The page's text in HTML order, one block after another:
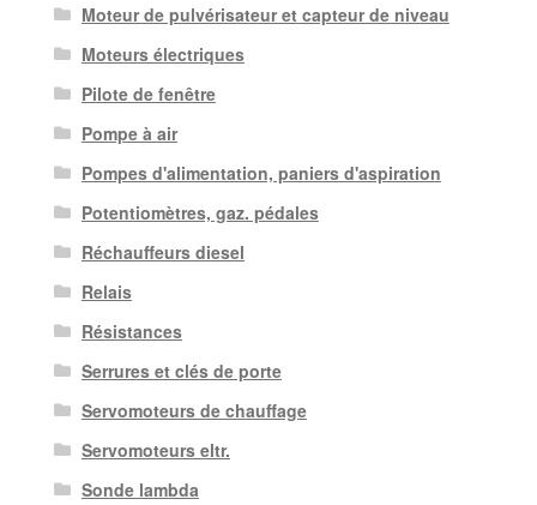
Moteur de pulvérisateur et capteur de niveau
Moteurs électriques
Pilote de fenêtre
Pompe à air
Pompes d'alimentation, paniers d'aspiration
Potentiomètres, gaz. pédales
Réchauffeurs diesel
Relais
Résistances
Serrures et clés de porte
Servomoteurs de chauffage
Servomoteurs eltr.
Sonde lambda